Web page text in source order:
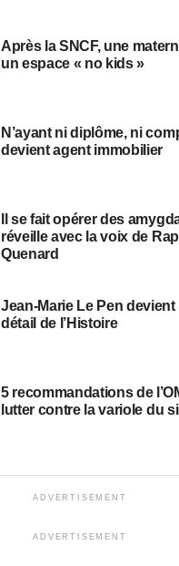
Après la SNCF, une
un espace « no kids »
N’ayant ni diplôme, ni
devient agent immobilier
Il se fait opérer des
réveille avec la voix de
Quenard
Jean-Marie Le Pen
détail de l’Histoire
5 recommandations de
lutter contre la variole du
ADVERTISEMENT
ADVERTISEMENT